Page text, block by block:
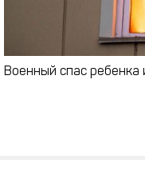
Военный спас